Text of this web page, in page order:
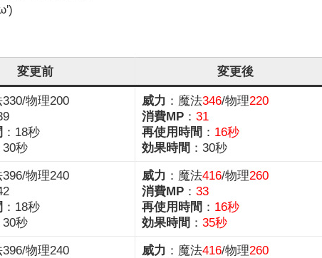
変更前 変更後
330/物理200
：18秒
30秒
威力 ：魔法346/物理220
消費MP： 31
再使用時間 ： 16秒
効果時間 ：30秒
396/物理240
：18秒
30秒
威力 ：魔法416/物理260
消費MP： 33
再使用時間 ： 16秒
効果時間 ： 35秒
396/物理240
威力 ：魔法416/物理260